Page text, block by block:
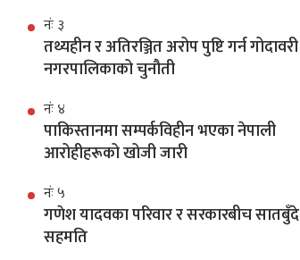
नंः ३
तथ्यहीन र अतिरञ्जित अरोप पुष्टि गर्न गोदावरी
नगरपालिकाको चुनौती
नंः ४
पाकिस्तानमा सम्पर्कविहीन भएका नेपाली
आरोहीहरूको खोजी जारी
नंः ५
गणेश यादवका परिवार र सरकारबीच सातबुँदे
सहमति